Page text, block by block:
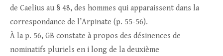
de Caelius au § 48, des hommes qui apparaissent dans la
correspondance de l’Arpinate (p. 55-56).
À la p. 56, GB constate à propos des désinences de
nominatifs pluriels en i long de la deuxième